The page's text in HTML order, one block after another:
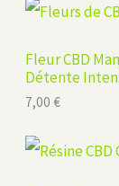
Fleur CBD
Détente
7,00 €